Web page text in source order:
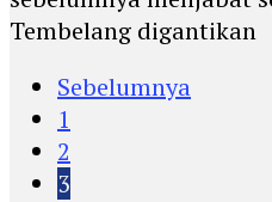
Tembelang digantikan
Sebelumnya
1
2
3